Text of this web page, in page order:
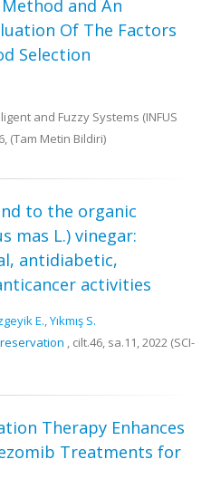
and An
Of The Factors
Selection
and Fuzzy Systems (INFUS
(Tam Metin Bildiri)
to the organic
mas L.) vinegar:
antidiabetic,
activities
E.,Yıkmış S.
, cilt.46, sa.11, 2022 (SCI-
Therapy Enhances
Treatments for